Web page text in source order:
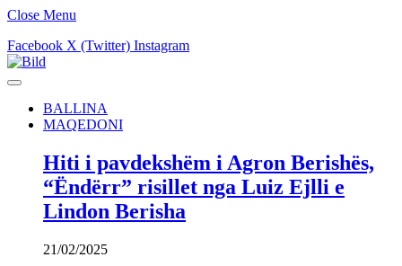
Close Menu
Facebook X (Twitter) Instagram
BALLINA
MAQEDONI
Hiti i pavdekshëm i Agron Berishës,
“Ëndërr” risillet nga Luiz Ejlli e
Lindon Berisha
21/02/2025